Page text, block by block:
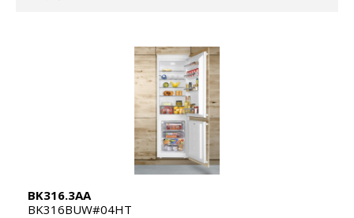
BK316.3AA
BK316BUW#04HT